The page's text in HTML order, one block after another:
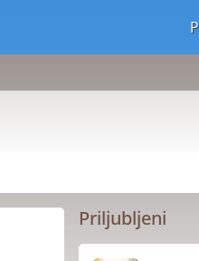
Priljubljeni